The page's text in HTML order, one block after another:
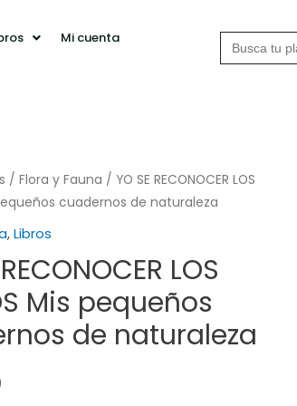
Mi cuenta Buscar:
/ Flora y Fauna / YO SE RECONOCER LOS
cuadernos de naturaleza
,Libros
LOS
Mis pequeños
de naturaleza